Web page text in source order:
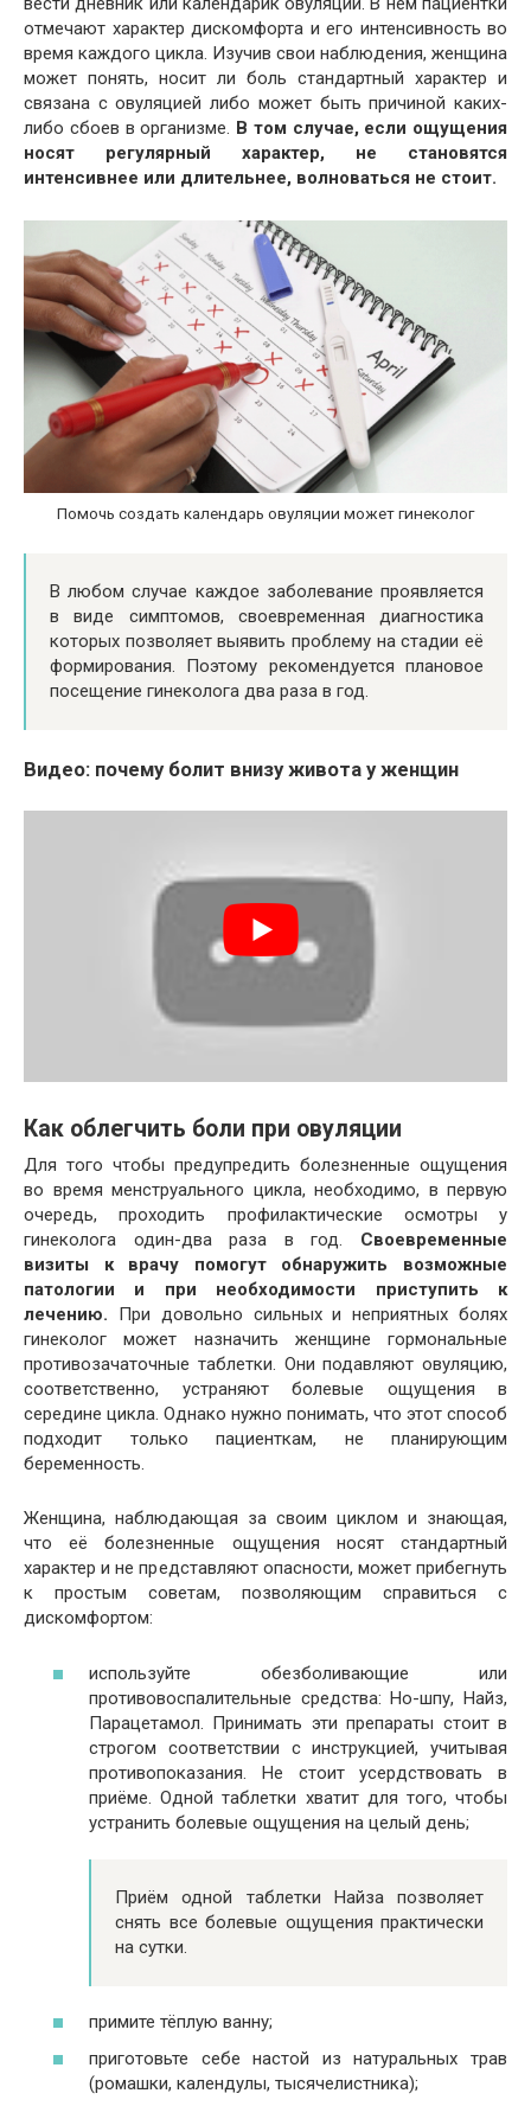
отмечают характер дискомфорта и его интенсивность во
время каждого цикла. Изучив свои наблюдения, женщина
может понять, носит ли боль стандартный характер и
связана с овуляцией либо может быть причиной каких-
либо сбоев в организме. В том случае, если ощущения
носят регулярный характер, не становятся
интенсивнее или длительнее, волноваться не стоит.
Помочь создать календарь овуляции может гинеколог
В любом случае каждое заболевание проявляется
в виде симптомов, своевременная диагностика
которых позволяет выявить проблему на стадии её
формирования. Поэтому рекомендуется плановое
посещение гинеколога два раза в год.
Видео: почему болит внизу живота у женщин
Как облегчить боли при овуляции
Для того чтобы предупредить болезненные ощущения
во время менструального цикла, необходимо, в первую
очередь, проходить профилактические осмотры у
гинеколога один-два раза в год. Своевременные
визиты к врачу помогут обнаружить возможные
патологии и при необходимости приступить к
лечению. При довольно сильных и неприятных болях
гинеколог может назначить женщине гормональные
противозачаточные таблетки. Они подавляют овуляцию,
соответственно, устраняют болевые ощущения в
середине цикла. Однако нужно понимать, что этот способ
подходит только пациенткам, не планирующим
беременность.
Женщина, наблюдающая за своим циклом и знающая,
что её болезненные ощущения носят стандартный
характер и не представляют опасности, может прибегнуть
к простым советам, позволяющим справиться с
дискомфортом:
используйте обезболивающие или
противовоспалительные средства: Но-шпу, Найз,
Парацетамол. Принимать эти препараты стоит в
строгом соответствии с инструкцией, учитывая
противопоказания. Не стоит усердствовать в
приёме. Одной таблетки хватит для того, чтобы
устранить болевые ощущения на целый день;
Приём одной таблетки Найза позволяет
снять все болевые ощущения практически
на сутки.
примите тёплую ванну;
приготовьте себе настой из натуральных трав
(ромашки, календулы, тысячелистника);